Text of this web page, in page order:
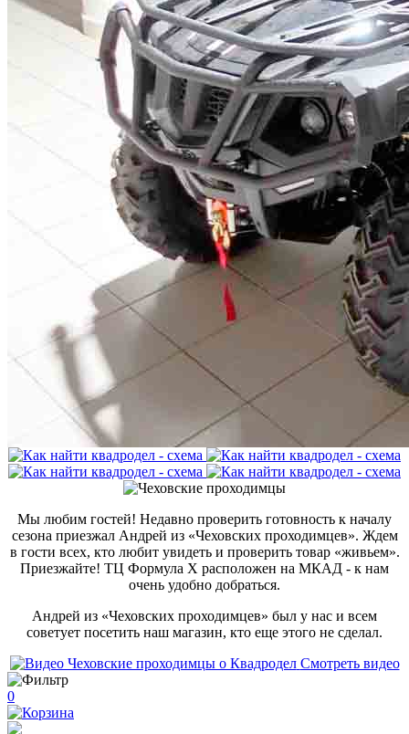
Мы любим гостей! Недавно проверить готовность к началу
сезона приезжал Андрей из «Чеховских проходимцев». Ждем
в гости всех, кто любит увидеть и проверить товар «живьем».
Приезжайте! ТЦ Формула Х расположен на МКАД - к нам
очень удобно добраться.
Андрей из «Чеховских проходимцев» был у нас и всем
советует посетить наш магазин, кто еще этого не сделал.
Смотреть видео
0